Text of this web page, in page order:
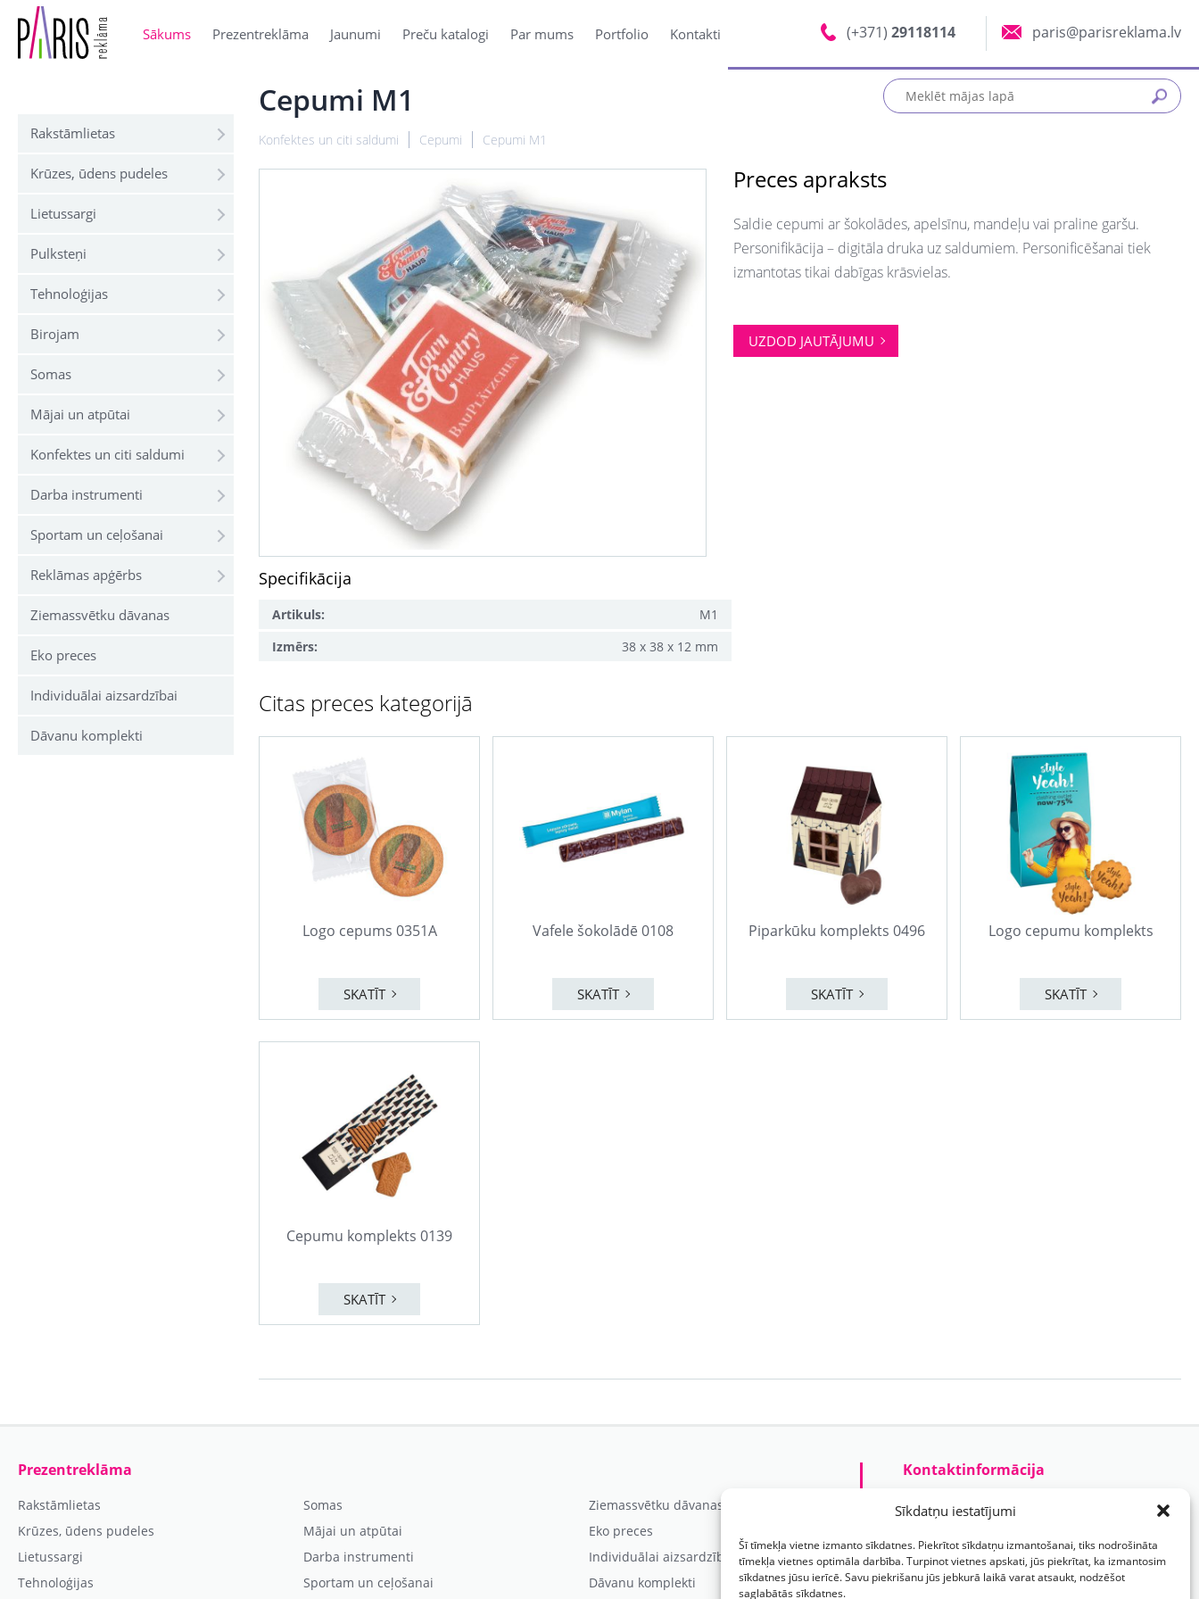
Sīkdatņu iestatījumi
Šī tīmekļa vietne izmanto sīkdatnes. Piekrītot sīkdatņu izmantošanai, tiks nodrošināta
tīmekļa vietnes optimāla darbība. Turpinot vietnes apskati, jūs piekrītat, ka izmantosim
sīkdatnes jūsu ierīcē. Savu piekrišanu jūs jebkurā laikā varat atsaukt, nodzēšot
saglabātās sīkdatnes.
Sākums Prezentreklāma Jaunumi Preču katalogi Par mums Portfolio Kontakti (+371) 29118114 paris@parisreklama.lv
Rakstāmlietas
Krūzes, ūdens pudeles
Lietussargi
Pulksteņi
Tehnoloģijas
Birojam
Somas
Mājai un atpūtai
Konfektes un citi saldumi
Darba instrumenti
Sportam un ceļošanai
Reklāmas apģērbs
Ziemassvētku dāvanas
Eko preces
Individuālai aizsardzībai
Dāvanu komplekti
Cepumi M1
Konfektes un citi saldumi Cepumi Cepumi M1
Preces apraksts
Saldie cepumi ar šokolādes, apelsīnu, mandeļu vai praline garšu.
Personifikācija – digitāla druka uz saldumiem. Personificēšanai tiek
izmantotas tikai dabīgas krāsvielas.
UZDOD JAUTĀJUMU
Specifikācija
Artikuls:
M1
Izmērs:
38 x 38 x 12 mm
Citas preces kategorijā
Logo cepums 0351A
SKATĪT
Vafele šokolādē 0108
SKATĪT
Piparkūku komplekts 0496
SKATĪT
Logo cepumu komplekts
SKATĪT
Cepumu komplekts 0139
SKATĪT
Prezentreklāma
Rakstāmlietas
Krūzes, ūdens pudeles
Lietussargi
Tehnoloģijas
Somas
Mājai un atpūtai
Darba instrumenti
Sportam un ceļošanai
Ziemassvētku dāvanas
Eko preces
Individuālai aizsardzībai
Dāvanu komplekti
Kontaktinformācija
Prezentreklāmas aģentūra “PARIS”
Tālr.:(+371) 29118114
E-pasts:paris@parisreklama.lv